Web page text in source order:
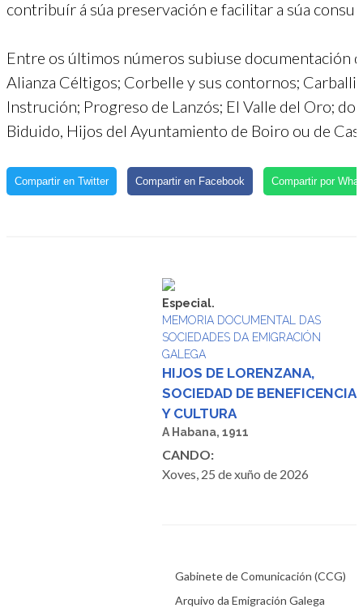
contribuír á súa preservación e facilitar a súa
Entre os últimos números subiuse documentación
Alianza Céltigos; Corbelle y sus contornos;
Instrución; Progreso de Lanzós; El Valle del Oro;
Biduido, Hijos del Ayuntamiento de Boiro ou de
Compartir en Twitter Compartir en Facebook Compartir por
Especial.
MEMORIA DOCUMENTAL DAS
SOCIEDADES DA EMIGRACIÓN
GALEGA
HIJOS DE LORENZANA,
SOCIEDAD DE BENEFICENCIA
Y CULTURA
A Habana, 1911
CANDO:
Xoves, 25 de xuño de 2026
Gabinete de Comunicación (CCG)
Arquivo da Emigración Galega